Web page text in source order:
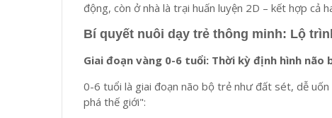
động, còn ở nhà là trại huấn luyện 2D – kết hợp cả
Bí quyết nuôi dạy trẻ thông minh: Lộ
Giai đoạn vàng 0-6 tuổi: Thời kỳ định hình não
0-6 tuổi là giai đoạn não bộ trẻ như đất sét, dễ
phá thế giới":